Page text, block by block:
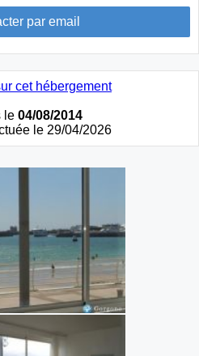
cet hébergement
le 04/08/2014
le 29/04/2026